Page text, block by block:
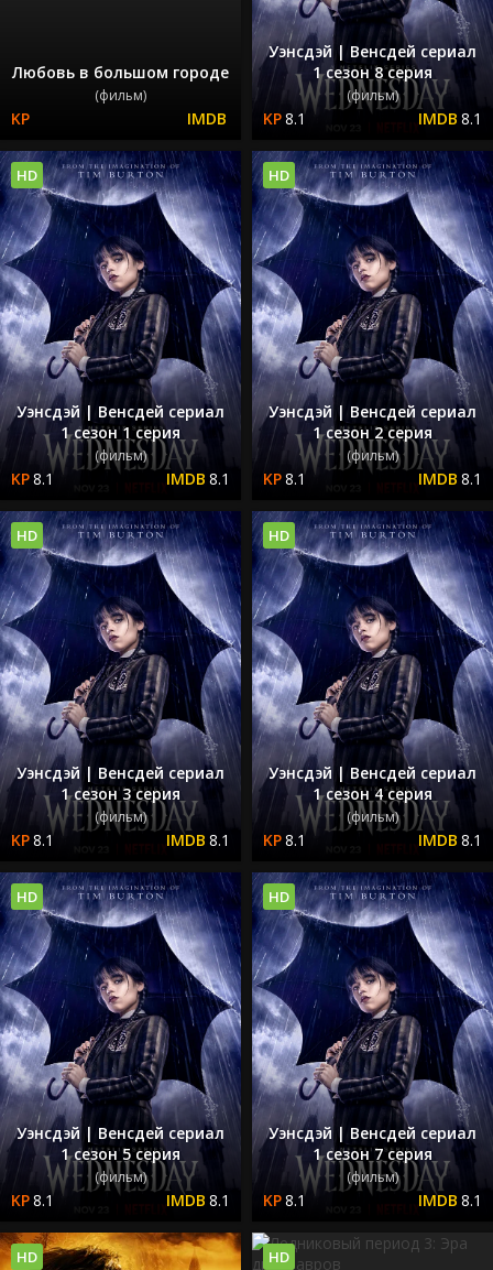
Любовь в большом городе
(фильм)
Уэнсдэй | Венсдей сериал
1 сезон 8 серия
(фильм)
8.1 8.1
Уэнсдэй | Венсдей сериал
1 сезон 1 серия
(фильм)
8.1 8.1
HD
Уэнсдэй | Венсдей сериал
1 сезон 2 серия
(фильм)
8.1 8.1
HD
Уэнсдэй | Венсдей сериал
1 сезон 3 серия
(фильм)
8.1 8.1
HD
Уэнсдэй | Венсдей сериал
1 сезон 4 серия
(фильм)
8.1 8.1
HD
Уэнсдэй | Венсдей сериал
1 сезон 5 серия
(фильм)
8.1 8.1
HD
Уэнсдэй | Венсдей сериал
1 сезон 7 серия
(фильм)
8.1 8.1
HD
HD HD